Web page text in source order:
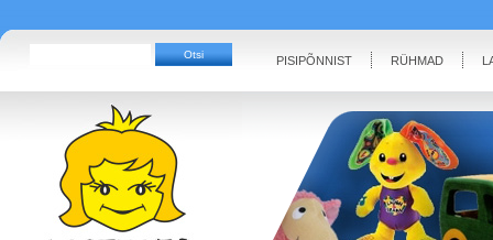
PISIPÕNNIST RÜHMAD